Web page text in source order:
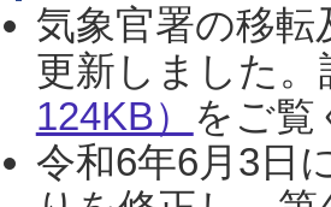
気象官署の移
更新しました。
124KB） をご覧
令和6年6月3日